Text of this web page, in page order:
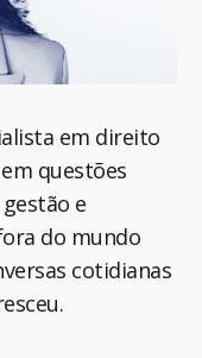
em direito
questões
e
do mundo
cotidianas